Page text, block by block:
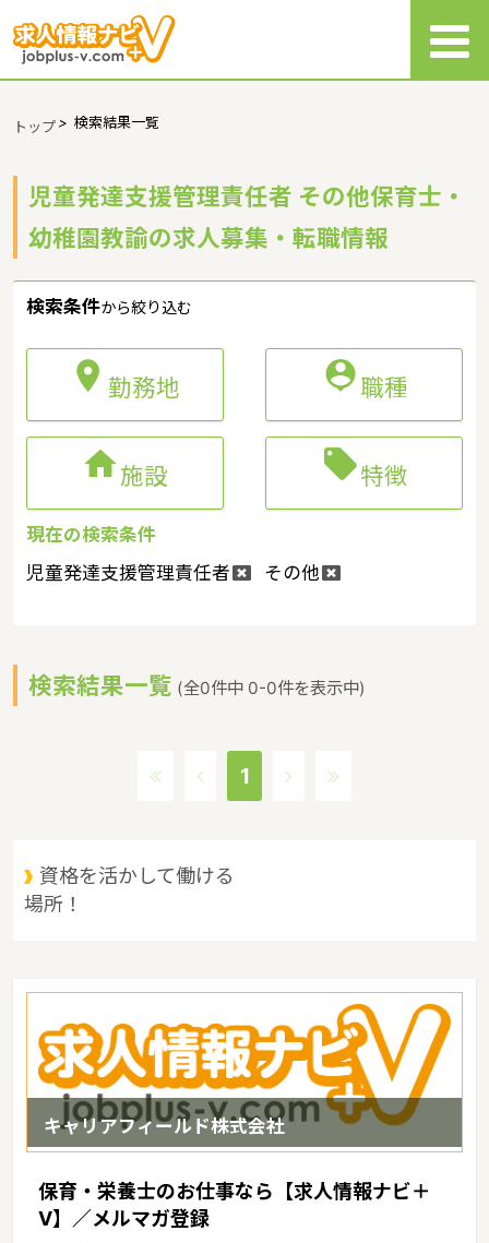
トップ> 検索結果一覧
児童発達支援管理責任者 その他保育士・
幼稚園教諭の求人募集・転職情報
検索条件から絞り込む
 勤務地 職種
施設 特徴
現在の検索条件
児童発達支援管理責任者
その他
検索結果一覧 (全0件中 0-0件を表示中)
1
資格を活かして働ける
場所！
キャリアフィールド株式会社
保育・栄養士のお仕事なら【求人情報ナビ＋
V】／メルマガ登録